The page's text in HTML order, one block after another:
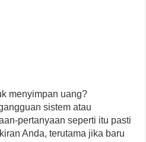
menyimpan uang?
sistem atau
pertanyaan seperti itu pasti
Anda, terutama jika baru